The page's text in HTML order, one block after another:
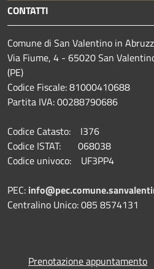
CONTATTI
Comune di San Valentino in
Via Fiume, 4 - 65020 San
(PE)
Codice Fiscale: 81000410688
Partita IVA: 00288790686
Codice Catasto: I376
Codice ISTAT: 068038
Codice univoco: UF3PP4
PEC:
Centralino Unico: 085 8574131
Prenotazione appuntamento